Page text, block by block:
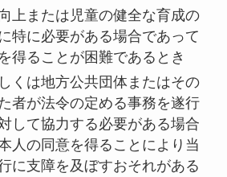
上または児童の健全な育成の
特に必要がある場合であって
得ることが困難であるとき
くは地方公共団体またはその
者が法令の定める事務を遂行
して協力する必要がある場合
人の同意を得ることにより当
に支障を及ぼすおそれがある